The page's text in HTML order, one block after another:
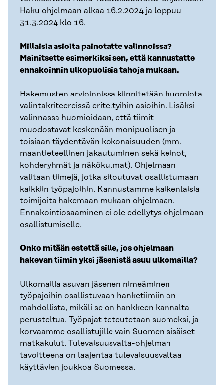
Haku ohjelmaan alkaa 16.2.2024 ja loppuu
31.3.2024 klo 16.
Millaisia asioita painotatte valinnoissa?
Mainitsette esimerkiksi sen, että kannustatte
ennakoinnin ulkopuolisia tahoja mukaan.
Hakemusten arvioinnissa kiinnitetään huomiota
valintakriteereissä eriteltyihin asioihin. Lisäksi
valinnassa huomioidaan, että tiimit
muodostavat keskenään monipuolisen ja
toisiaan täydentävän kokonaisuuden (mm.
maantieteellinen jakautuminen sekä keinot,
kohderyhmät ja näkökulmat). Ohjelmaan
valitaan tiimejä, jotka sitoutuvat osallistumaan
kaikkiin työpajoihin. Kannustamme kaikenlaisia
toimijoita hakemaan mukaan ohjelmaan.
Ennakointiosaaminen ei ole edellytys ohjelmaan
osallistumiselle.
Onko mitään estettä sille, jos ohjelmaan
hakevan tiimin yksi jäsenistä asuu ulkomailla?
Ulkomailla asuvan jäsenen nimeäminen
työpajoihin osallistuvaan hanketiimiin on
mahdollista, mikäli se on hankkeen kannalta
perusteltua. Työpajat toteutetaan suomeksi, ja
korvaamme osallistujille vain Suomen sisäiset
matkakulut. Tulevaisuusvalta-ohjelman
tavoitteena on laajentaa tulevaisuusvaltaa
käyttävien joukkoa Suomessa.